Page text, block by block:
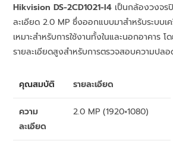
Hikvision DS-2CD1021-I4 เป็นกล้องวงจ
ละเอียด 2.0 MP ซึ่งออกแบบมาสำหรับระบบ
เหมาะสำหรับการใช้งานทั้งในและนอกอาคาร
รายละเอียดสูงสำหรับการตรวจสอบความปล
คุณสมบัติ รายละเอียด
ความ
ละเอียด
2.0 MP (1920×1080)